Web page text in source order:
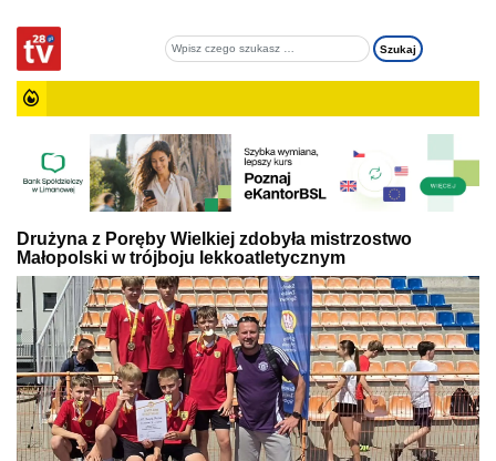
Drużyna z Poręby Wielkiej zdobyła mistrzostwo
Małopolski w trójboju lekkoatletycznym